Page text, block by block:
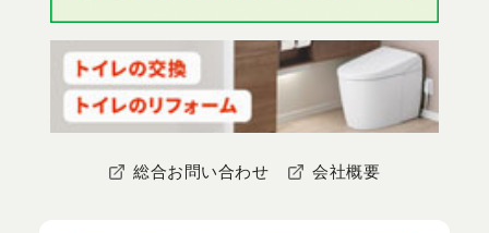
総合お問い合わせ 会社概要